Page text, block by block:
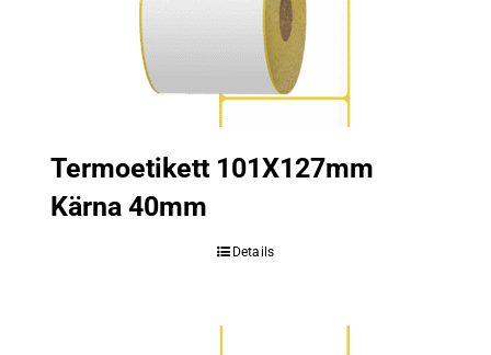
Termoetikett 101X127mm
Kärna 40mm
Details